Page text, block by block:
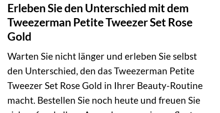
Erleben Sie den Unterschied mit dem
Tweezerman Petite Tweezer Set Rose
Gold
Warten Sie nicht länger und erleben Sie selbst
den Unterschied, den das Tweezerman Petite
Tweezer Set Rose Gold in Ihrer Beauty-Routine
macht. Bestellen Sie noch heute und freuen Sie